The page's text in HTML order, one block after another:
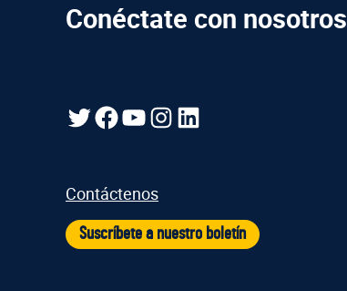
Conéctate con nosotros
Gorjeo
Facebook
YouTube
Instagram
LinkedIn
Contáctenos
Suscríbete a nuestro boletín